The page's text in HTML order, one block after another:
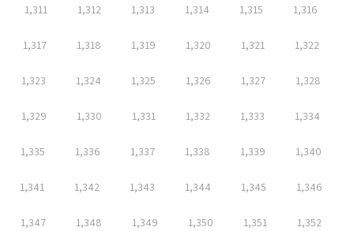
1,311 1,312 1,313 1,314 1,315 1,316
1,317 1,318 1,319 1,320 1,321 1,322
1,323 1,324 1,325 1,326 1,327 1,328
1,329 1,330 1,331 1,332 1,333 1,334
1,335 1,336 1,337 1,338 1,339 1,340
1,341 1,342 1,343 1,344 1,345 1,346
1,347 1,348 1,349 1,350 1,351 1,352